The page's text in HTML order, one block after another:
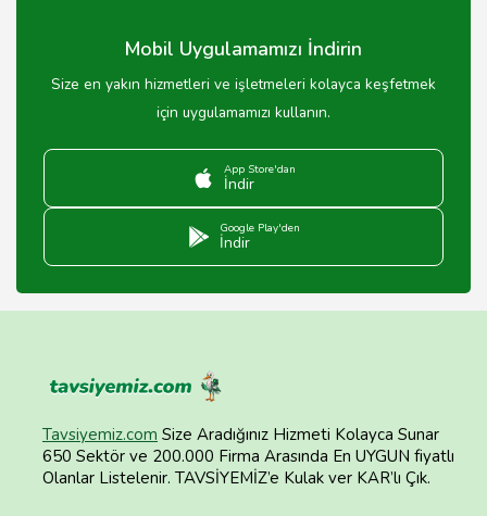
Mobil Uygulamamızı İndirin
Size en yakın hizmetleri ve işletmeleri kolayca keşfetmek
için uygulamamızı kullanın.
App Store'dan
İndir
Google Play'den
İndir
Tavsiyemiz.com Size Aradığınız Hizmeti Kolayca Sunar
650 Sektör ve 200.000 Firma Arasında En UYGUN fiyatlı
Olanlar Listelenir. TAVSİYEMİZ’e Kulak ver KAR’lı Çık.